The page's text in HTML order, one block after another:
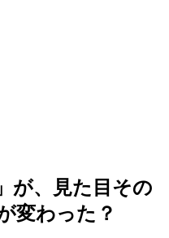
が、見た目その
変わった？